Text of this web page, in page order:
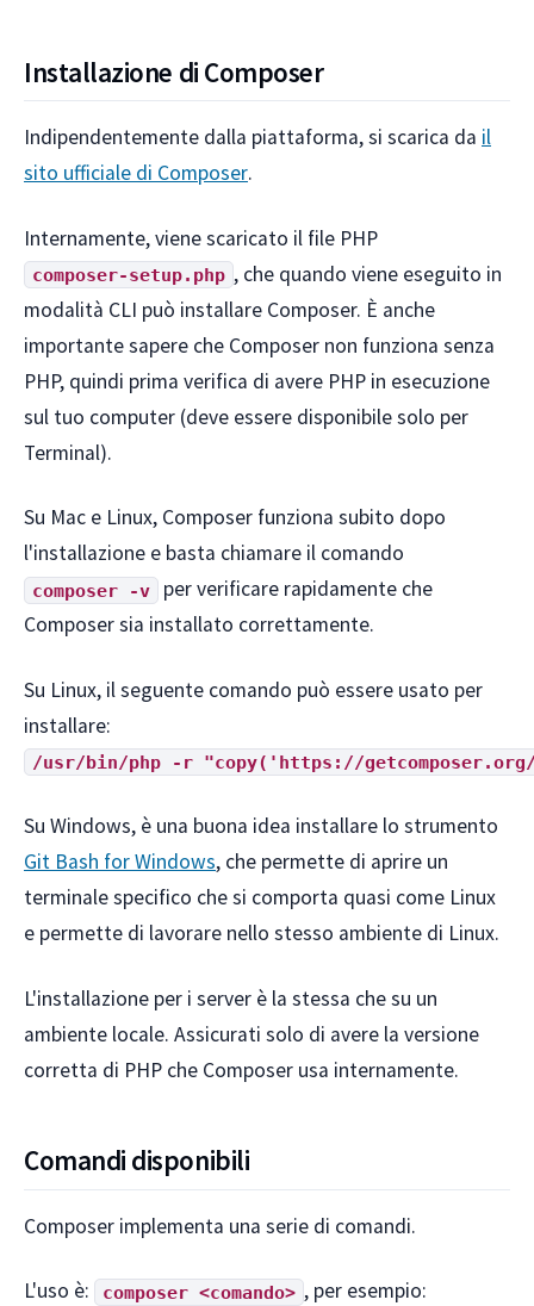
Installazione di Composer
Indipendentemente dalla piattaforma, si scarica da il
sito ufficiale di Composer.
Internamente, viene scaricato il file PHP
composer-setup.php , che quando viene eseguito in
modalità CLI può installare Composer. È anche
importante sapere che Composer non funziona senza
PHP, quindi prima verifica di avere PHP in esecuzione
sul tuo computer (deve essere disponibile solo per
Terminal).
Su Mac e Linux, Composer funziona subito dopo
l'installazione e basta chiamare il comando
composer -v
per verificare rapidamente che
Composer sia installato correttamente.
Su Linux, il seguente comando può essere usato per
installare:
/usr/bin/php -r "copy('https://
Su Windows, è una buona idea installare lo strumento
Git Bash for Windows, che permette di aprire un
terminale specifico che si comporta quasi come Linux
e permette di lavorare nello stesso ambiente di Linux.
L'installazione per i server è la stessa che su un
ambiente locale. Assicurati solo di avere la versione
corretta di PHP che Composer usa internamente.
Comandi disponibili
Composer implementa una serie di comandi.
L'uso è: composer <comando> , per esempio: